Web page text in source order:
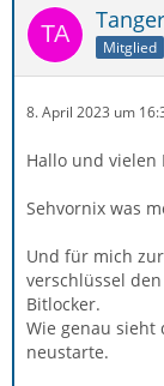
Tanger
Mitglied
8. April 2023 um
Hallo und vielen
Sehvornix was
Und für mich
verschlüssel
Bitlocker.
Wie genau sieht
neustarte.